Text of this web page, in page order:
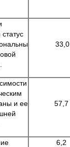
33,0
и ее
57,7
6,2